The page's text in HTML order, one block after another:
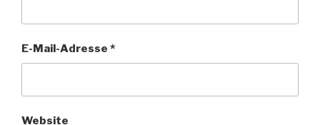
E-Mail-Adresse *
Website